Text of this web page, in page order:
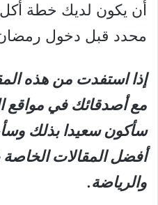
أن يكون لديك خطة
محدد قبل دخول
إذا استفدت من هذه
مع أصدقائك في مواقع
سأكون سعيدا بذلك
أفضل المقالات الخاصة
والرياضة.